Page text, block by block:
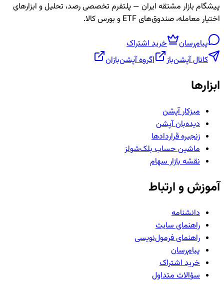
پیشگام بازار مشتقه ایران — پلتفرم تخصصی رصد، تحلیل و ابزارهای
اختیار معامله، صندوق‌های ETF و بورس کالا.
پیام‌رسان
خرید اشتراک
کانال آپشن‌باز
|گروه آپشن‌بازان
ابزارها
میزکار آپشن
دیده‌بان آپشن
زنجیره قراردادها
ماشین حساب بلک‌شولز
نقشه بازار سهام
آموزش و ارتباط
دانشنامه
راهنمای سایت
راهنمای فرمول‌نویسی
پیام‌رسان
خرید اشتراک
سؤالات متداول